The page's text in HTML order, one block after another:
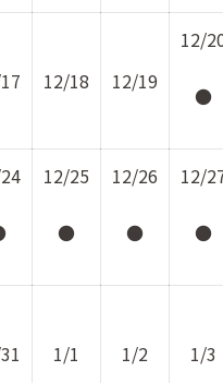
12/18 12/19
12/
●
12/25
●
12/26
●
12/
●
1/1 1/2 1/3